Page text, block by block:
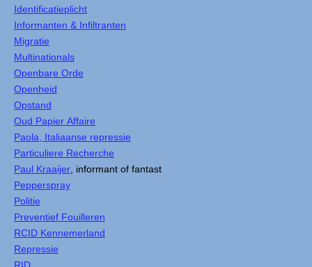
Identificatieplicht
Informanten & Infiltranten
Migratie
Multinationals
Openbare Orde
Openheid
Opstand
Oud Papier Affaire
Paola, Italiaanse repressie
Particuliere Recherche
Paul Kraaijer, informant of fantast
Pepperspray
Politie
Preventief Fouilleren
RCID Kennemerland
Repressie